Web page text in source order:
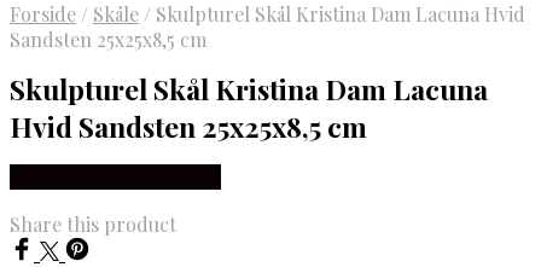
Forside / Skåle / Skulpturel Skål Kristina Dam Lacuna Hvid
Sandsten 25x25x8,5 cm
Skulpturel Skål Kristina Dam Lacuna
Hvid Sandsten 25x25x8,5 cm
Share this product